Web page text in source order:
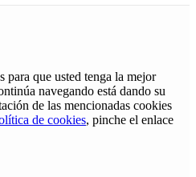
que usted tenga la mejor
navegando está dando su
de las mencionadas cookies
de cookies, pinche el enlace